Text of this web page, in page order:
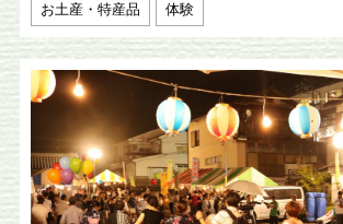
お土産・特産品 体験